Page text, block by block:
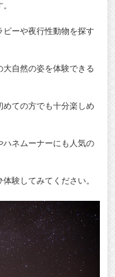
ビーや夜行性動物を探す
自然の姿を体験できる
ての方でも十分楽しめ
ハネムーナーにも人気の
験してみてください。